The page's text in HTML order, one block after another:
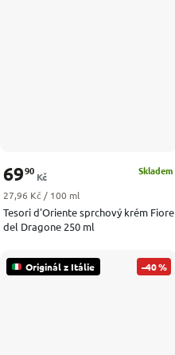
Tesori d'Oriente sprchový krém Fiore
del Dragone 250 ml
Skladem
6990
Kč
Měrná cena:
27,96 Kč / 100 ml
Originál z Itálie –40 %